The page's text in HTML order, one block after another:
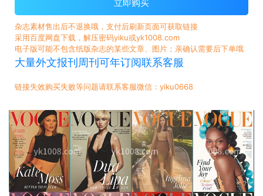
立即购买
杂志素材售出后不退换哦，支付后刷新页面可获取链接
采用百度网盘下载，解压密码yiku或yk1008.com
电子版可能不包含纸版杂志的某些文章、图片；亲确认需要后下单哦
大量外文报刊周刊可年订阅联系客服
链接失效购买失败等问题请联系客服微信：yiku0668